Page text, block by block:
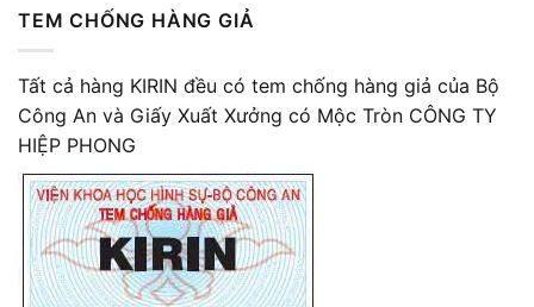
TEM CHỐNG HÀNG GIẢ
Tất cả hàng KIRIN đều có tem chống hàng giả của Bộ
Công An và Giấy Xuất Xưởng có Mộc Tròn CÔNG TY
HIỆP PHONG